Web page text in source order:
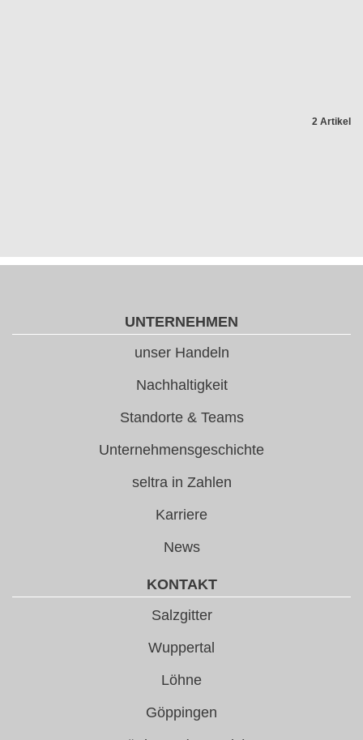
2 Artikel
UNTERNEHMEN
unser Handeln
Nachhaltigkeit
Standorte & Teams
Unternehmensgeschichte
seltra in Zahlen
Karriere
News
KONTAKT
Salzgitter
Wuppertal
Löhne
Göppingen